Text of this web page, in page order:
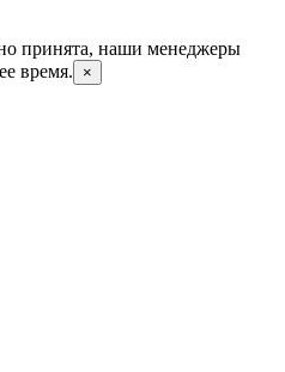
принята, наши менеджеры
время.
×